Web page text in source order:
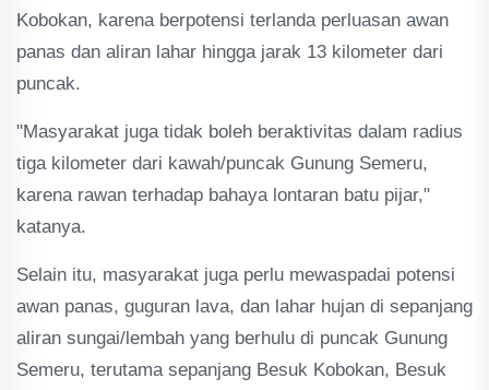
Kobokan, karena berpotensi terlanda perluasan awan
panas dan aliran lahar hingga jarak 13 kilometer dari
puncak.
"Masyarakat juga tidak boleh beraktivitas dalam radius
tiga kilometer dari kawah/puncak Gunung Semeru,
karena rawan terhadap bahaya lontaran batu pijar,"
katanya.
Selain itu, masyarakat juga perlu mewaspadai potensi
awan panas, guguran lava, dan lahar hujan di sepanjang
aliran sungai/lembah yang berhulu di puncak Gunung
Semeru, terutama sepanjang Besuk Kobokan, Besuk